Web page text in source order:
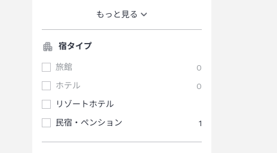
もっと見る
宿タイプ
旅館
0
ホテル
0
リゾートホテル
民宿・ペンション
1